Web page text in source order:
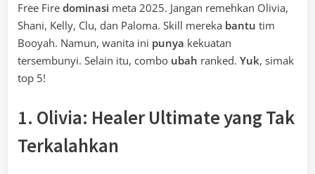
Free Fire dominasi meta 2025. Jangan remehkan Olivia,
Shani, Kelly, Clu, dan Paloma. Skill mereka bantu tim
Booyah. Namun, wanita ini punya kekuatan
tersembunyi. Selain itu, combo ubah ranked. Yuk, simak
top 5!
1. Olivia: Healer Ultimate yang Tak
Terkalahkan